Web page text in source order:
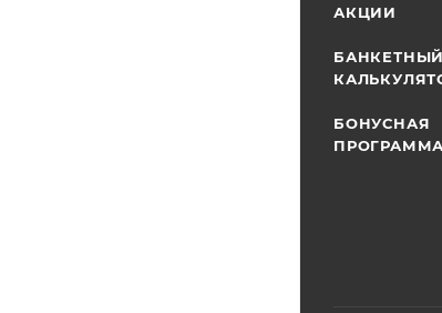
АКЦИИ
БАНКЕТНЫЙ
БОНУСНАЯ
ПРОГРАММА